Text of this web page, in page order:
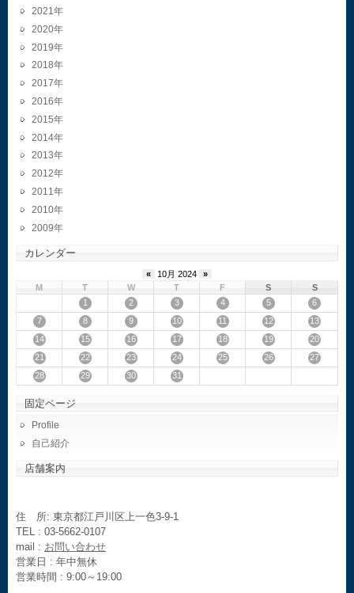
2021
2020
2019
2018
2017
2016
2015
2014
2013
2012
2011
2010
2009
カレンダー
« 10月 2024
»
M
T W T F S
S
1
2 3 4 5
6
7
8 9 10 11 12
13
14
15 16 17 18 19
20
21
22 23 24 25 26
27
28
29 30 31
固定ページ
Profile
自己紹介
店舗案内
住 所: 東京都江戸川区上一色3-9-1
TEL : 03-5662-0107
mail : お問い合わせ
営業日 : 年中無休
営業時間 : 9:00～19:00